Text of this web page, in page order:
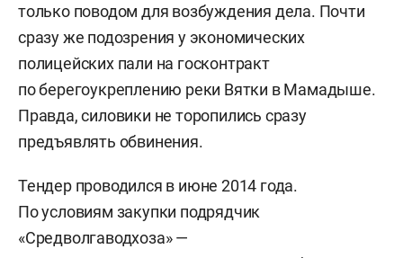
только поводом для возбуждения дела. Почти
сразу же подозрения у экономических
полицейских пали на госконтракт
по берегоукреплению реки Вятки в Мамадыше.
Правда, силовики не торопились сразу
предъявлять обвинения.
Тендер проводился в июне 2014 года.
По условиям закупки подрядчик
«Средволгаводхоза» —